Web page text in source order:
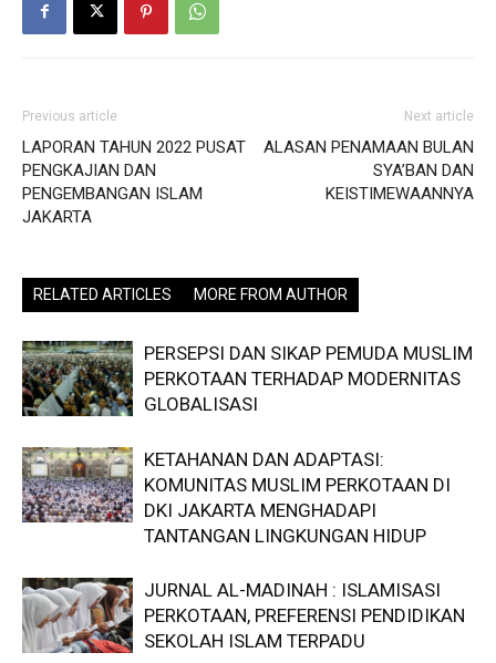
Previous article
LAPORAN TAHUN 2022 PUSAT
PENGKAJIAN DAN
PENGEMBANGAN ISLAM
JAKARTA
Next article
ALASAN PENAMAAN BULAN
SYA’BAN DAN
KEISTIMEWAANNYA
RELATED ARTICLES MORE FROM AUTHOR
PERSEPSI DAN SIKAP PEMUDA MUSLIM
PERKOTAAN TERHADAP MODERNITAS
GLOBALISASI
KETAHANAN DAN ADAPTASI:
KOMUNITAS MUSLIM PERKOTAAN DI
DKI JAKARTA MENGHADAPI
TANTANGAN LINGKUNGAN HIDUP
JURNAL AL-MADINAH : ISLAMISASI
PERKOTAAN, PREFERENSI PENDIDIKAN
SEKOLAH ISLAM TERPADU